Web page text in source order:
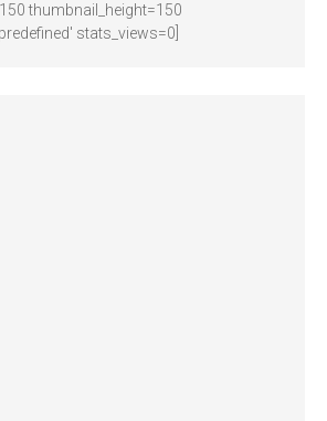
thumbnail_height=150
stats_views=0]